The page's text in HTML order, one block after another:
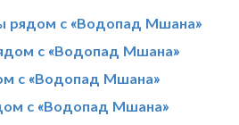
рядом с «Водопад Мшана»
с «Водопад Мшана»
с «Водопад Мшана»
с «Водопад Мшана»